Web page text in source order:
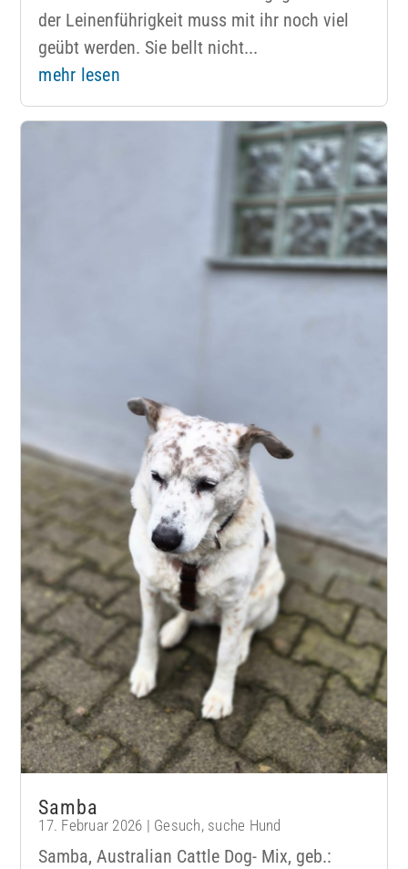
der Leinenführigkeit muss mit ihr noch viel
geübt werden. Sie bellt nicht...
mehr lesen
Samba
17. Februar 2026 | Gesuch, suche Hund
Samba, Australian Cattle Dog- Mix, geb.: